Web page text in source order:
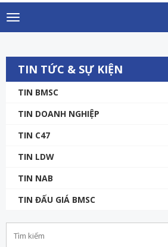
Toggle
navigation
TIN TỨC & SỰ KIỆN
TIN BMSC
TIN DOANH NGHIỆP
TIN C47
TIN LDW
TIN NAB
TIN ĐẤU GIÁ BMSC